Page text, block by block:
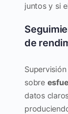
juntos y si
de
Supervisión
sobre
datos